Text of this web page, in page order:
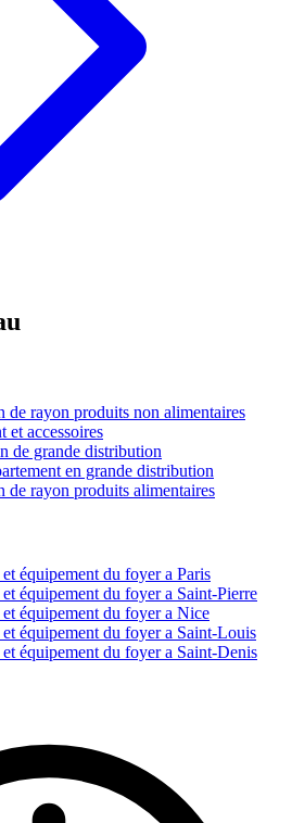
de rayon produits non alimentaires
et accessoires
de grande distribution
en grande distribution
de rayon produits alimentaires
équipement du foyer a Paris
équipement du foyer a Saint-Pierre
équipement du foyer a Nice
équipement du foyer a Saint-Louis
équipement du foyer a Saint-Denis